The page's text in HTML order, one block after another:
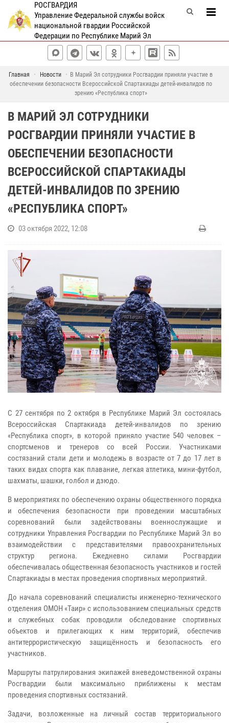
РОСГВАРДИЯ
Управление Федеральной службы войск
национальной гвардии Российской
Федерации по Республике Марий Эл
Главная Новости
В Марий Эл сотрудники Росгвардии приняли участие в
обеспечении безопасности Всероссийской Спартакиады детей-инвалидов по
зрению «Республика спорт»
В МАРИЙ ЭЛ СОТРУДНИКИ
РОСГВАРДИИ ПРИНЯЛИ УЧАСТИЕ В
ОБЕСПЕЧЕНИИ БЕЗОПАСНОСТИ
ВСЕРОССИЙСКОЙ СПАРТАКИАДЫ
ДЕТЕЙ-ИНВАЛИДОВ ПО ЗРЕНИЮ
«РЕСПУБЛИКА СПОРТ»
03 октября 2022, 12:08
С 27 сентября по 2 октября в Республике Марий Эл состоялась
Всероссийская Спартакиада детей-инвалидов по зрению
«Республика спорт», в которой приняло участие 540 человек –
спортсменов и тренеров со всей России. Участниками
состязаний стали дети и молодежь в возрасте от 7 до 17 лет в
таких видах спорта как плавание, легкая атлетика, мини-футбол,
шахматы, шашки, голбол и дзюдо.
В мероприятиях по обеспечению охраны общественного порядка
и обеспечения безопасности при проведении масштабных
соревнований были задействованы военнослужащие и
сотрудники Управления Росгвардии по Республике Марий Эл во
взаимодействии с представителями правоохранительных
структур региона. Ежедневно силами Росгвардии
обеспечивалась общественная безопасность участников и гостей
Спартакиады в местах проведения спортивных мероприятий.
До начала соревнований специалисты инженерно-технического
отделения ОМОН «Таир» с использованием специальных средств
и служебных собак проводили обследование спортивных
объектов и прилегающих к ним территорий, обеспечив
антитеррористическую защищённость и безопасность его
участников.
Маршруты патрулирования экипажей вневедомственной охраны
Росгвардии были максимально приближены к местам
проведения спортивных состязаний.
Задачи, возложенные на личный состав территориального